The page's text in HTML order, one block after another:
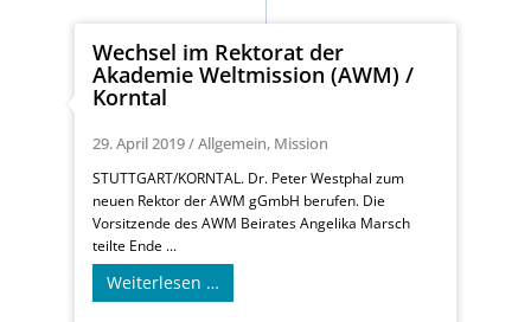
Wechsel im Rektorat der
Akademie Weltmission (AWM) /
Korntal
29. April 2019/Allgemein, Mission
STUTTGART/KORNTAL. Dr. Peter Westphal zum
neuen Rektor der AWM gGmbH berufen. Die
Vorsitzende des AWM Beirates Angelika Marsch
teilte Ende ...
Weiterlesen …